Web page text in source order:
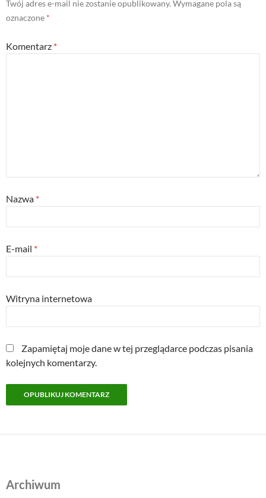
Twój adres e-mail nie zostanie opublikowany. Wymagane pola są
oznaczone *
Komentarz *
Nazwa *
E-mail *
Witryna internetowa
Zapamiętaj moje dane w tej przeglądarce podczas pisania
kolejnych komentarzy.
Archiwum